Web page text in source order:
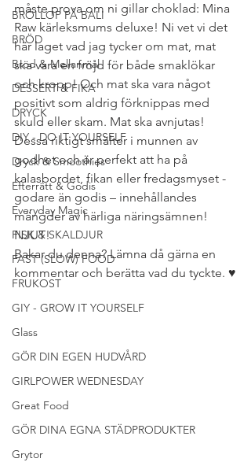
BRÖLLOP PÅ BALI
BRÖD
Bröd & Mellanmål
DESSERT & FIKA
DRYCK
DIY - DO IT YOURSELF
Dryck & Smoothies
Efterrätt & Godis
Everyday Magic
FISK & SKALDJUR
FAST (SLOW) FOOD
FRUKOST
GIY - GROW IT YOURSELF
Glass
GÖR DIN EGEN HUDVÅRD
GIRLPOWER WEDNESDAY
Great Food
GÖR DINA EGNA STÄDPRODUKTER
Grytor
måste prova om ni gillar choklad: Mina
Raw kärleksmums deluxe! Ni vet vi det
här laget vad jag tycker om mat, mat
ska vara en fröjd för både smaklökar
och kropp! Och mat ska vara något
positivt som aldrig förknippas med
skuld eller skam. Mat ska avnjutas!
Dessa riktigt smälter i munnen av
godhet och är perfekt att ha på
kalasbordet, fikan eller fredagsmyset -
godare än godis – innehållandes
mängder av härliga näringsämnen!
NJUT!
Bakar du denna? Lämna då gärna en
kommentar och berätta vad du tyckte. ♥